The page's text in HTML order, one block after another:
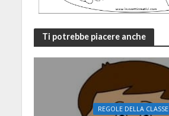
Ti potrebbe piacere anche
REGOLE DELLA CLASSE